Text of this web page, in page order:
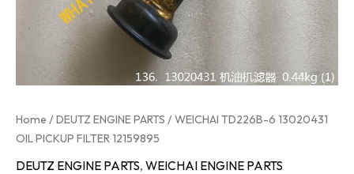
Home /DEUTZ ENGINE PARTS / WEICHAI TD226B-6 13020431
OIL PICKUP FILTER 12159895
DEUTZ ENGINE PARTS, WEICHAI ENGINE PARTS